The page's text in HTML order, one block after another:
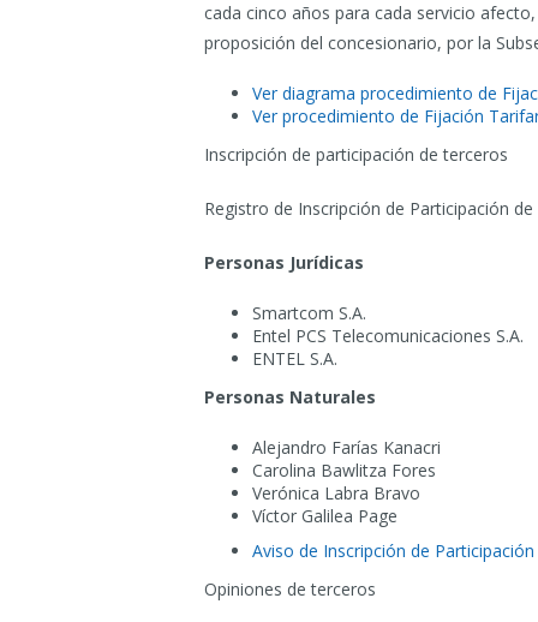
cada cinco años para cada servicio
proposición del concesionario, por la
Ver diagrama procedimiento de
Ver procedimiento de Fijación
Inscripción de participación de terceros
Registro de Inscripción de Participación
Personas Jurídicas
Smartcom S.A.
Entel PCS Telecomunicaciones S.A.
ENTEL S.A.
Personas Naturales
Alejandro Farías Kanacri
Carolina Bawlitza Fores
Verónica Labra Bravo
Víctor Galilea Page
Aviso de Inscripción de
Opiniones de terceros